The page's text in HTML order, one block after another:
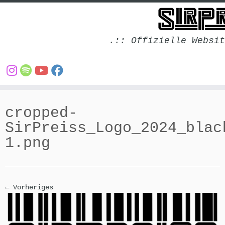
springen
.:: Offizielle
cropped-
1.png
← Vorheriges